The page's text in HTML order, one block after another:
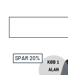
SPAR 20%